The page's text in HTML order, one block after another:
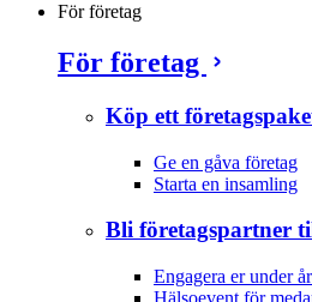
För företag
För företag
Köp ett
Ge en gåva företag
Starta en insamling
Bli företagspartner
Engagera er under
Hälsoevent för